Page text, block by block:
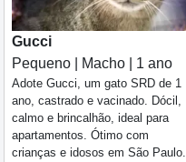
Gucci
Pequeno | Macho | 1 ano
Adote Gucci, um gato SRD de 1
ano, castrado e vacinado. Dócil,
calmo e brincalhão, ideal para
apartamentos. Ótimo com
crianças e idosos em São Paulo.